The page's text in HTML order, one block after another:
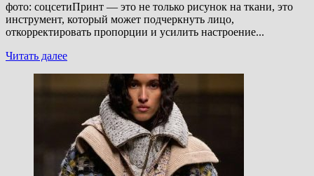
фото: соцсетиПринт — это не только рисунок на ткани, это
инструмент, который может подчеркнуть лицо,
откорректировать пропорции и усилить настроение...
Читать далееПрочитать
Полоска
горошек:
как
правильно
сочетать
принты